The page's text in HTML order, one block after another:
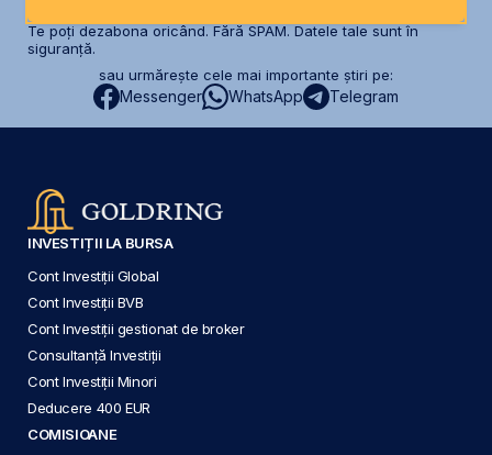
Te poți dezabona oricând. Fără SPAM. Datele tale sunt în
siguranță.
sau urmărește cele mai importante știri pe:
Messenger WhatsApp Telegram
INVESTIȚII LA BURSA
Cont Investiții Global
Cont Investiții BVB
Cont Investiții gestionat de broker
Consultanță Investiții
Cont Investiții Minori
Deducere 400 EUR
COMISIOANE